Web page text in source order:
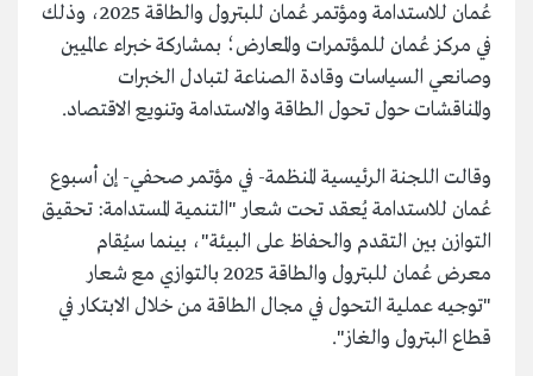
عُمان للاستدامة ومؤتمر عُمان للبترول والطاقة 2025، وذلك
في مركز عُمان للمؤتمرات والمعارض؛ بمشاركة خبراء عالميين
وصانعي السياسات وقادة الصناعة لتبادل الخبرات
والمناقشات حول تحول الطاقة والاستدامة وتنويع الاقتصاد.
وقالت اللجنة الرئيسية المنظمة- في مؤتمر صحفي- إن أسبوع
عُمان للاستدامة يُعقد تحت شعار "التنمية المستدامة: تحقيق
التوازن بين التقدم والحفاظ على البيئة"، بينما سيُقام
معرض عُمان للبترول والطاقة 2025 بالتوازي مع شعار
"توجيه عملية التحول في مجال الطاقة من خلال الابتكار في
قطاع البترول والغاز".